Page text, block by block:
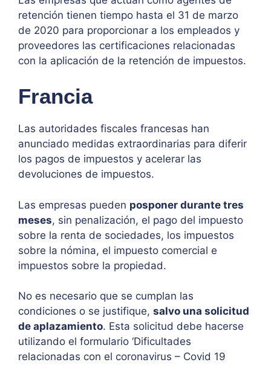
retención tienen tiempo hasta el 31 de marzo
de 2020 para proporcionar a los empleados y
proveedores las certificaciones relacionadas
con la aplicación de la retención de impuestos.
Francia
Las autoridades fiscales francesas han
anunciado medidas extraordinarias para diferir
los pagos de impuestos y acelerar las
devoluciones de impuestos.
Las empresas pueden posponer durante tres
meses, sin penalización, el pago del impuesto
sobre la renta de sociedades, los impuestos
sobre la nómina, el impuesto comercial e
impuestos sobre la propiedad.
No es necesario que se cumplan las
condiciones o se justifique, salvo una solicitud
de aplazamiento. Esta solicitud debe hacerse
utilizando el formulario ‘Dificultades
relacionadas con el coronavirus – Covid 19